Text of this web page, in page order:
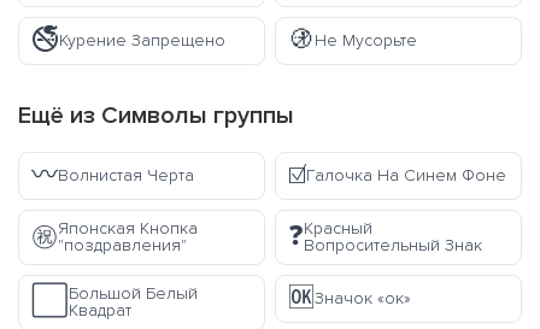
🚭Курение Запрещено 🚯Не Мусорьте
Ещё из Символы группы
〰️Волнистая Черта ☑️Галочка На Синем Фоне
㊗️Японская Кнопка
"поздравления"
❓Красный
Вопросительный Знак
Большой Белый
Квадрат
🆗Значок «ок»